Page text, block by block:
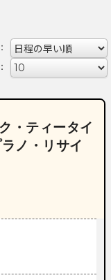
・ティータイ
ノ・リサイ